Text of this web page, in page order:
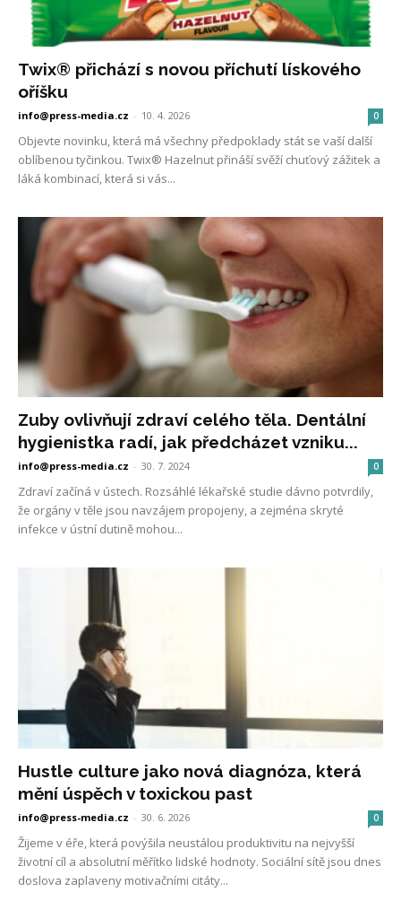
Twix® přichází s novou příchutí lískového
oříšku
info@press-media.cz - 10. 4. 2026 0
Objevte novinku, která má všechny předpoklady stát se vaší další
oblíbenou tyčinkou. Twix® Hazelnut přináší svěží chuťový zážitek a
láká kombinací, která si vás...
Zuby ovlivňují zdraví celého těla. Dentální
hygienistka radí, jak předcházet vzniku...
info@press-media.cz - 30. 7. 2024 0
Zdraví začíná v ústech. Rozsáhlé lékařské studie dávno potvrdily,
že orgány v těle jsou navzájem propojeny, a zejména skryté
infekce v ústní dutině mohou...
Hustle culture jako nová diagnóza, která
mění úspěch v toxickou past
info@press-media.cz - 30. 6. 2026 0
Žijeme v éře, která povýšila neustálou produktivitu na nejvyšší
životní cíl a absolutní měřítko lidské hodnoty. Sociální sítě jsou dnes
doslova zaplaveny motivačními citáty...